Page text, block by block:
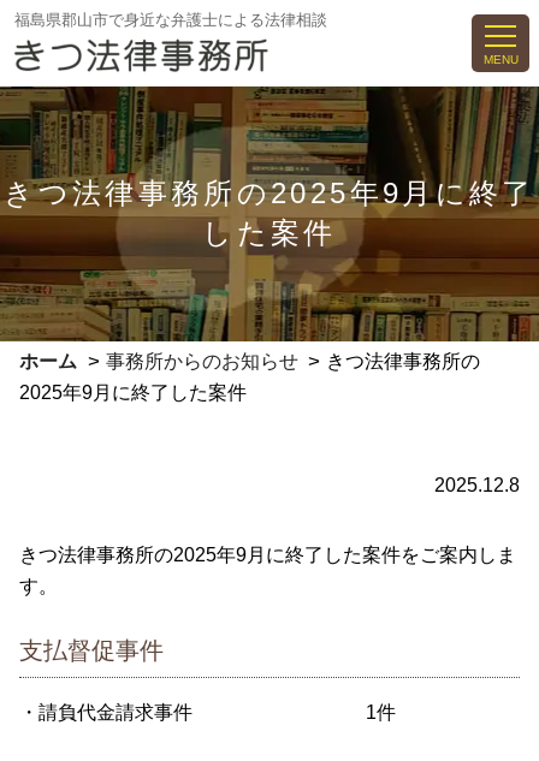
コ
ン
へ
ス
プ
福島県郡山市で身近な弁護士による法律相談
MENU
きつ法律事務所の2025年9月に終了
した案件
ホーム > 事務所からのお知らせ > きつ法律事務所の
2025年9月に終了した案件
2025.12.8
きつ法律事務所の2025年9月に終了した案件をご案内しま
す。
支払督促事件
・請負代金請求事件 1件